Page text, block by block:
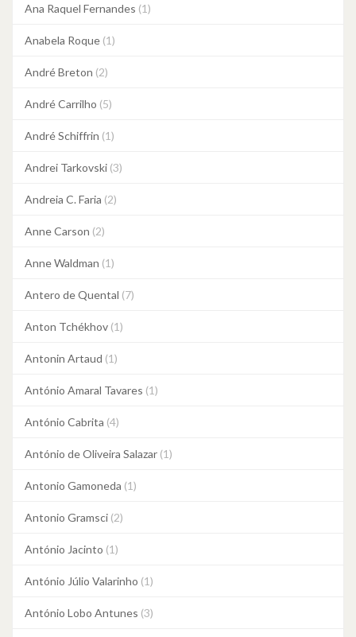
Ana Raquel Fernandes (1)
Anabela Roque (1)
André Breton (2)
André Carrilho (5)
André Schiffrin (1)
Andrei Tarkovski (3)
Andreia C. Faria (2)
Anne Carson (2)
Anne Waldman (1)
Antero de Quental (7)
Anton Tchékhov (1)
Antonin Artaud (1)
António Amaral Tavares (1)
António Cabrita (4)
António de Oliveira Salazar (1)
Antonio Gamoneda (1)
Antonio Gramsci (2)
António Jacinto (1)
António Júlio Valarinho (1)
António Lobo Antunes (3)